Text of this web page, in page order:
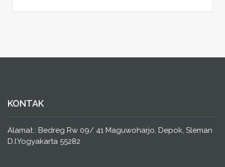
KONTAK
Alamat : Bedreg Rw 09/ 41 Maguwoharjo, Depok, Sleman
D.I.Yogyakarta 55282